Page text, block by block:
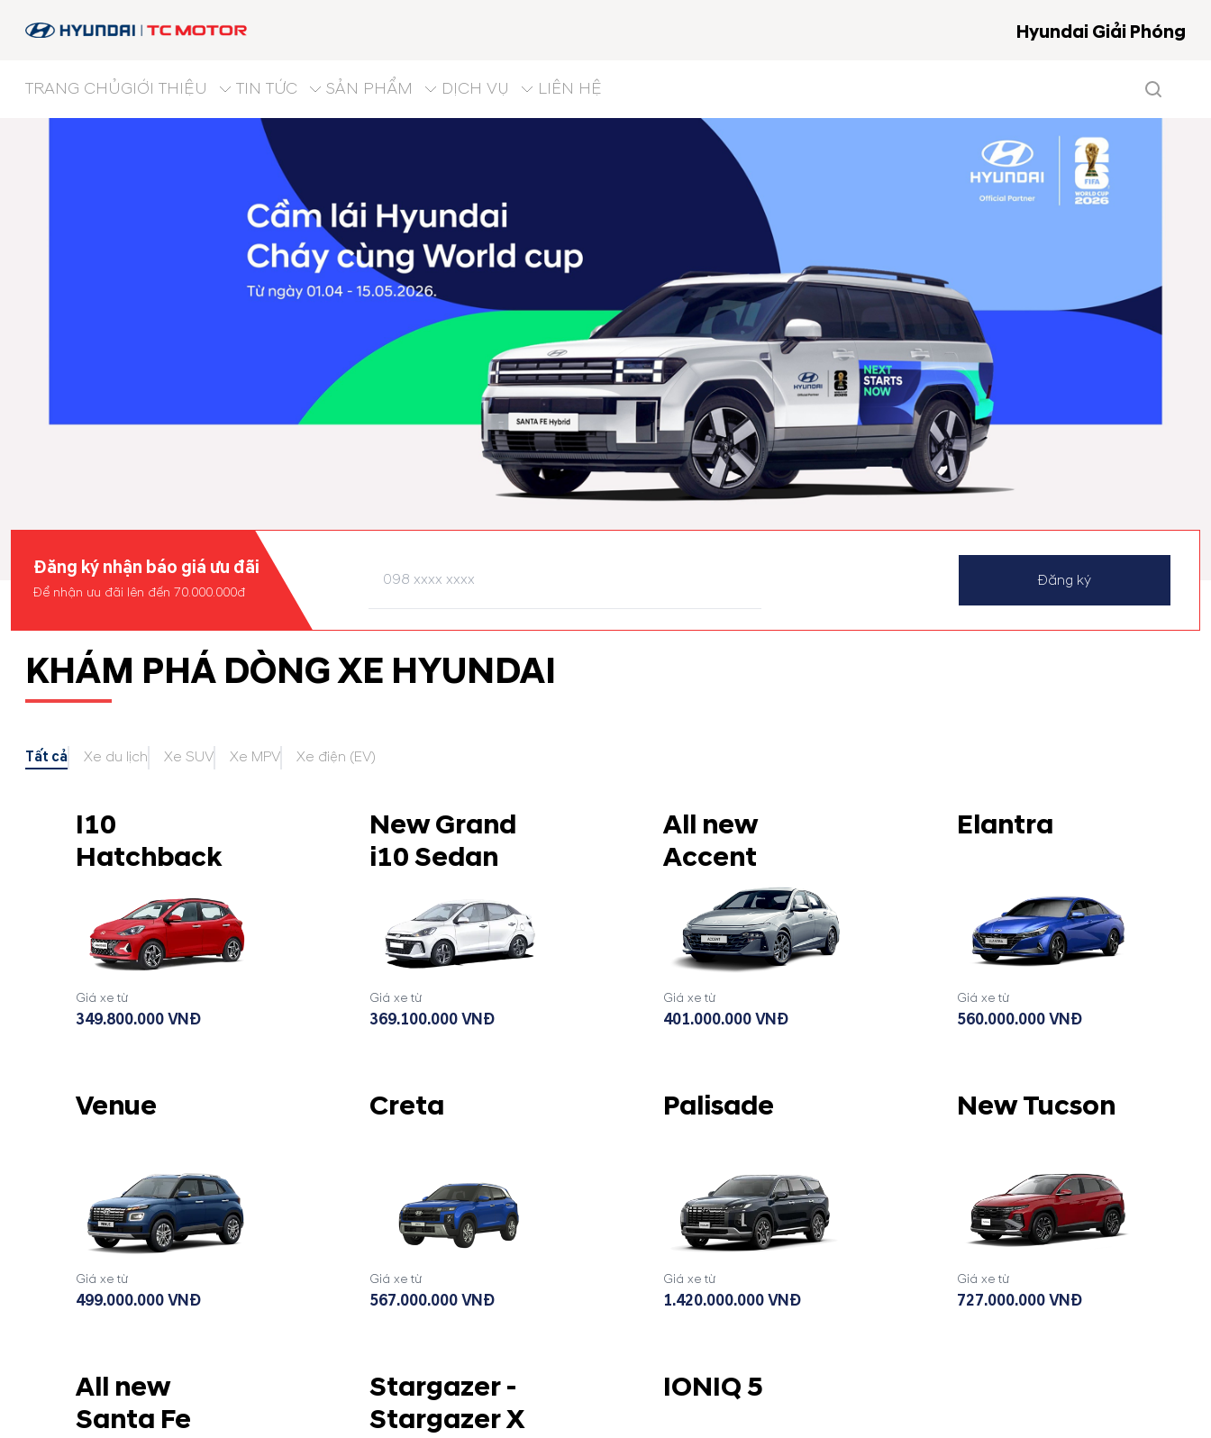
Hyundai Giải Phóng
TRANG CHỦGIỚI THIỆU TIN TỨC SẢN PHẨM DỊCH VỤ LIÊN HỆ
Đăng ký nhận báo giá ưu đãi
Để nhận ưu đãi lên đến 70.000.000đ
Đăng ký
KHÁM PHÁ DÒNG XE HYUNDAI
Tất cả Xe du lịch Xe SUV Xe MPV Xe điện (EV)
I10
Hatchback
Giá xe từ
349.800.000 VNĐ
New Grand
i10 Sedan
Giá xe từ
369.100.000 VNĐ
All new
Accent
Giá xe từ
401.000.000 VNĐ
Elantra
Giá xe từ
560.000.000 VNĐ
Venue
Giá xe từ
499.000.000 VNĐ
Creta
Giá xe từ
567.000.000 VNĐ
Palisade
Giá xe từ
1.420.000.000 VNĐ
New Tucson
Giá xe từ
727.000.000 VNĐ
All new
Santa Fe
Stargazer -
Stargazer X
IONIQ 5